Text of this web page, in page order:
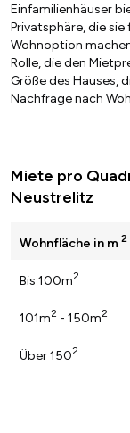
Einfamilienhäuser
Privatsphäre, die
Wohnoption
Rolle, die den
Größe des Hauses,
Nachfrage nach
Miete pro
Neustrelitz
Wohnfläche in m 2
Bis 100m2
101m2 - 150m2
Über 1502